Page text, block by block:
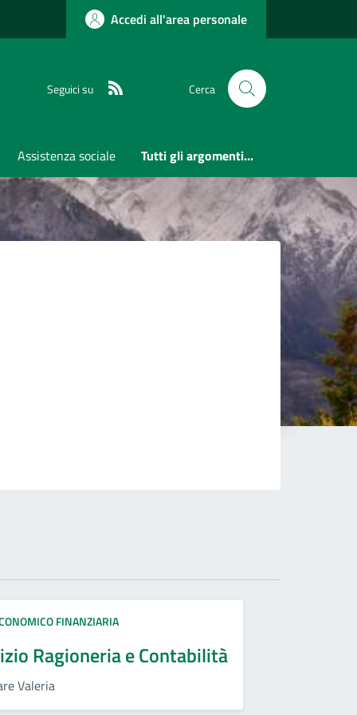
Accedi all'area personale
Seguici su Cerca
Assistenza sociale Tutti gli argomenti...
FINANZIARIA
Ragioneria e Contabilità
Valeria